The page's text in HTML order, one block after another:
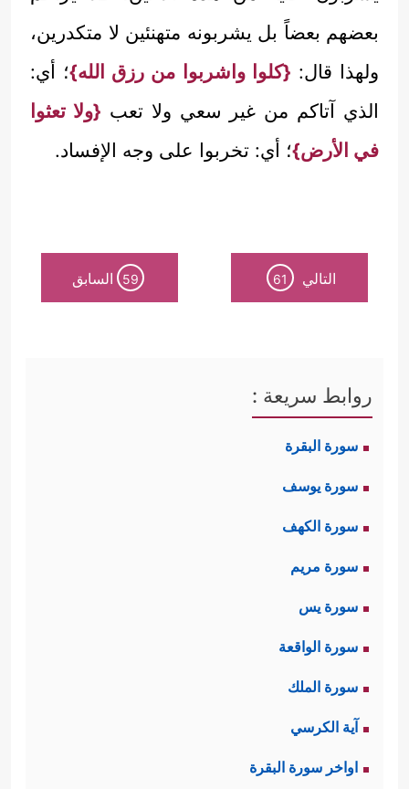
بعضهم بعضاً بل يشربونه متهنئين لا متكدرين،
ولهذا قال: {كلوا واشربوا من رزق الله}؛ أي:
الذي آتاكم من غير سعي ولا تعب {ولا تعثوا
في الأرض}؛ أي: تخربوا على وجه الإفساد.
التالي 61
59 السابق
روابط سريعة :
سورة البقرة
سورة يوسف
سورة الكهف
سورة مريم
سورة يس
سورة الواقعة
سورة الملك
آية الكرسي
اواخر سورة البقرة